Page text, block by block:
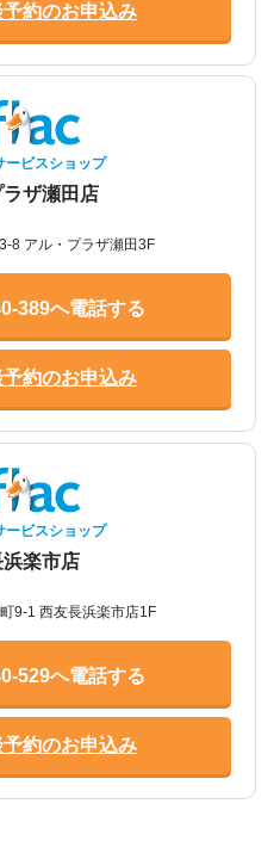
約のお申込み
ービスショップ
ザ瀬田店
8 アル・プラザ瀬田3F
389へ電話する
約のお申込み
ービスショップ
楽市店
9-1 西友長浜楽市店1F
529へ電話する
約のお申込み